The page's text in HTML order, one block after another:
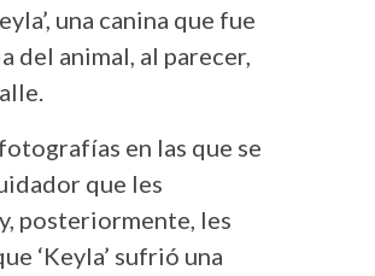
una canina que fue
del animal, al parecer,
en las que se
que les
posteriormente, les
‘Keyla’ sufrió una